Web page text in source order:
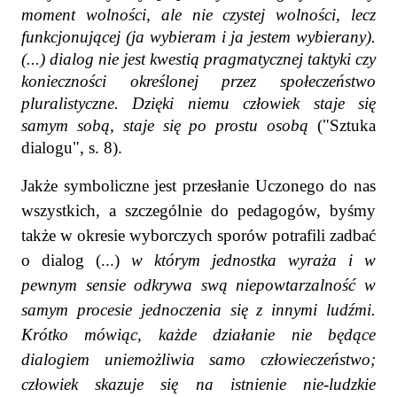
moment wolności, ale nie czystej wolności, lecz
funkcjonującej (ja wybieram i ja jestem wybierany).
(...) dialog nie jest kwestią pragmatycznej taktyki czy
konieczności określonej przez społeczeństwo
pluralistyczne. Dzięki niemu człowiek staje się
samym sobą, staje się po prostu osobą ("Sztuka
dialogu", s. 8).
Jakże symboliczne jest przesłanie Uczonego do nas
wszystkich, a szczególnie do pedagogów, byśmy
także w okresie wyborczych sporów potrafili zadbać
o dialog (...) w którym jednostka wyraża i w
pewnym sensie odkrywa swą niepowtarzalność w
samym procesie jednoczenia się z innymi ludźmi.
Krótko mówiąc, każde działanie nie będące
dialogiem uniemożliwia samo człowieczeństwo;
człowiek skazuje się na istnienie nie-ludzkie